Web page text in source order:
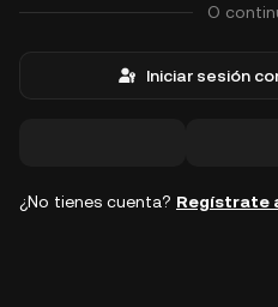
O
Iniciar sesión
¿No tienes cuenta? Regístrate